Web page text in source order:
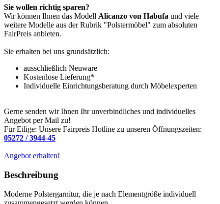
Sie wollen richtig sparen?
Wir können Ihnen das Modell Alicanzo von Habufa und viele
weitere Modelle aus der Rubrik "Polstermöbel" zum absoluten
FairPreis anbieten.
Sie erhalten bei uns grundsätzlich:
ausschließlich Neuware
Kostenlose Lieferung*
Individuelle Einrichtungsberatung durch Möbelexperten
Gerne senden wir Ihnen Ihr unverbindliches und individuelles
Angebot per Mail zu!
Für Eilige: Unsere Fairpreis Hotline zu unseren Öffnungszeiten:
05272 / 3944-45
Angebot erhalten!
Beschreibung
Moderne Polstergarnitur, die je nach Elementgröße individuell